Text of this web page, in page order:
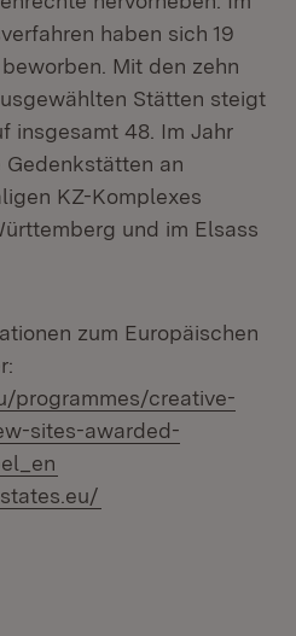
haben sich 19
Mit den zehn
Stätten steigt
insgesamt 48. Im Jahr
Gedenkstätten an
KZ-Komplexes
und im Elsass
zum Europäischen
programmes/creative-
sites-awarded-